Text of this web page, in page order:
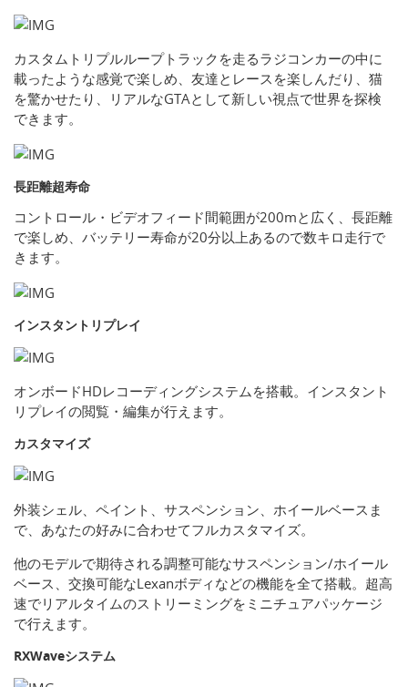
カスタムトリプルループトラックを走るラジコンカーの中に
載ったような感覚で楽しめ、友達とレースを楽しんだり、猫
を驚かせたり、リアルなGTAとして新しい視点で世界を探検
できます。
長距離超寿命
コントロール・ビデオフィード間範囲が200mと広く、長距離
で楽しめ、バッテリー寿命が20分以上あるので数キロ走行で
きます。
インスタントリプレイ
オンボードHDレコーディングシステムを搭載。インスタント
リプレイの閲覧・編集が行えます。
カスタマイズ
外装シェル、ペイント、サスペンション、ホイールベースま
で、あなたの好みに合わせてフルカスタマイズ。
他のモデルで期待される調整可能なサスペンション/ホイール
ベース、交換可能なLexanボディなどの機能を全て搭載。超高
速でリアルタイムのストリーミングをミニチュアパッケージ
で行えます。
RXWaveシステム